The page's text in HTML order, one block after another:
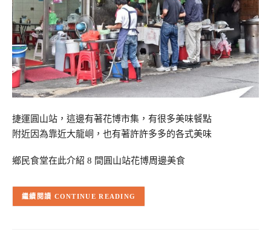
捷運圓山站，這邊有著花博市集，有很多美味餐點
附近因為靠近大龍峒，也有著許許多多的各式美味
鄉民食堂在此介紹 8 間圓山站花博周邊美食
CONTINUE READING